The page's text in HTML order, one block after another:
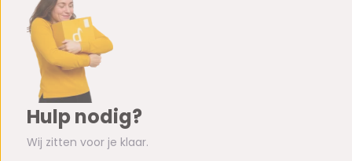
Hulp nodig?
Wij zitten voor je klaar.